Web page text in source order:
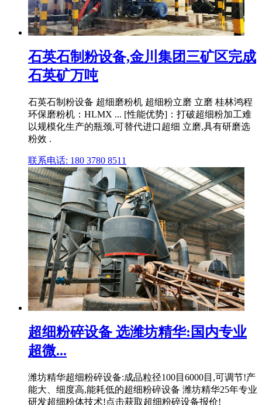
石英石制粉设备,金川集团三矿区完成
石英矿万吨
石英石制粉设备 超细磨粉机 超细粉立磨 立磨 桂林鸿程
环保磨粉机：HLMX ... [性能优势]：打破超细粉加工难
以规模化生产的瓶颈,可替代进口超细 立磨,具有研磨选
粉效 .
联系电话: 180 3780 8511
超细粉碎设备 选潍坊精华:国内专业
超微...
潍坊精华超细粉碎设备:成品粒径100目6000目,可调节!产
能大、细度高,能耗低的超细粉碎设备 潍坊精华25年专业
研发超细粉体技术!点击获取超细粉碎设备报价!